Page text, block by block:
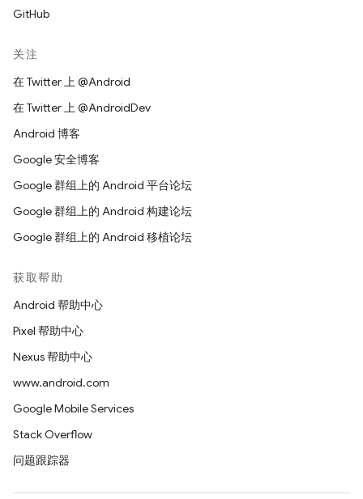
GitHub
关注
在 Twitter 上 @Android
在 Twitter 上 @AndroidDev
Android 博客
Google 安全博客
Google 群组上的 Android 平台论坛
Google 群组上的 Android 构建论坛
Google 群组上的 Android 移植论坛
获取帮助
Android 帮助中心
Pixel 帮助中心
Nexus 帮助中心
www.android.com
Google Mobile Services
Stack Overflow
问题跟踪器